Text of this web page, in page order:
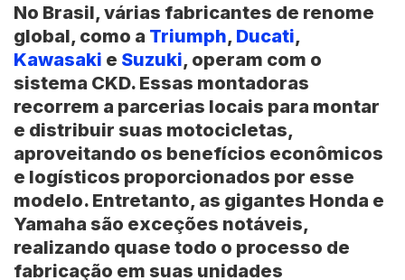
No Brasil, várias fabricantes de renome
global, como a Triumph, Ducati,
Kawasaki e Suzuki, operam com o
sistema CKD. Essas montadoras
recorrem a parcerias locais para montar
e distribuir suas motocicletas,
aproveitando os benefícios econômicos
e logísticos proporcionados por esse
modelo. Entretanto, as gigantes Honda e
Yamaha são exceções notáveis,
realizando quase todo o processo de
fabricação em suas unidades